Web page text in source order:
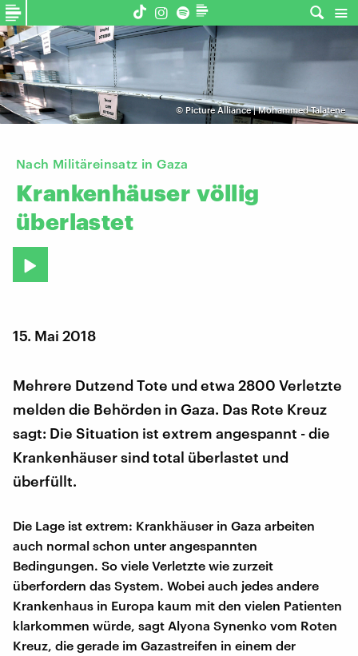
© Picture Alliance | Mohammed Talatene
Nach Militäreinsatz in Gaza
Krankenhäuser völlig
überlastet
15. Mai 2018
Mehrere Dutzend Tote und etwa 2800 Verletzte
melden die Behörden in Gaza. Das Rote Kreuz
sagt: Die Situation ist extrem angespannt - die
Krankenhäuser sind total überlastet und
überfüllt.
Die Lage ist extrem: Krankhäuser in Gaza arbeiten
auch normal schon unter angespannten
Bedingungen. So viele Verletzte wie zurzeit
überfordern das System. Wobei auch jedes andere
Krankenhaus in Europa kaum mit den vielen Patienten
klarkommen würde, sagt Alyona Synenko vom Roten
Kreuz, die gerade im Gazastreifen in einem der